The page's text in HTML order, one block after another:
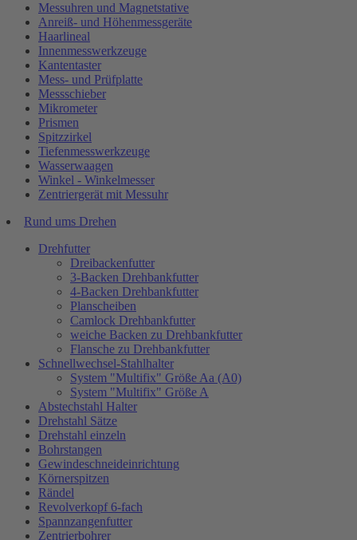
Messuhren und Magnetstative
Anreiß- und Höhenmessgeräte
Haarlineal
Innenmesswerkzeuge
Kantentaster
Mess- und Prüfplatte
Messschieber
Mikrometer
Prismen
Spitzzirkel
Tiefenmesswerkzeuge
Wasserwaagen
Winkel - Winkelmesser
Zentriergerät mit Messuhr
Rund ums Drehen
Drehfutter
Dreibackenfutter
3-Backen Drehbankfutter
4-Backen Drehbankfutter
Planscheiben
Camlock Drehbankfutter
weiche Backen zu Drehbankfutter
Flansche zu Drehbankfutter
Schnellwechsel-Stahlhalter
System "Multifix" Größe Aa (A0)
System "Multifix" Größe A
Abstechstahl Halter
Drehstahl Sätze
Drehstahl einzeln
Bohrstangen
Gewindeschneideinrichtung
Körnerspitzen
Rändel
Revolverkopf 6-fach
Spannzangenfutter
Zentrierbohrer